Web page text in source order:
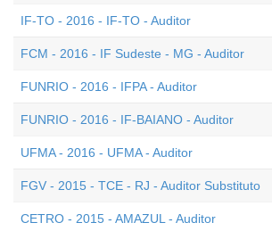
IF-TO - 2016 - IF-TO - Auditor
FCM - 2016 - IF Sudeste - MG - Auditor
FUNRIO - 2016 - IFPA - Auditor
FUNRIO - 2016 - IF-BAIANO - Auditor
UFMA - 2016 - UFMA - Auditor
FGV - 2015 - TCE - RJ - Auditor Substituto
CETRO - 2015 - AMAZUL - Auditor